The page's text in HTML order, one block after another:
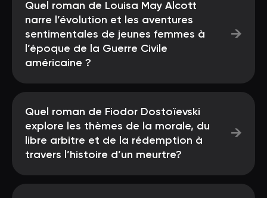
Quel roman de Louisa May Alcott
narre l’évolution et les aventures
sentimentales de jeunes femmes à
l’époque de la Guerre Civile
américaine ?
→
Quel roman de Fiodor Dostoïevski
explore les thèmes de la morale, du
libre arbitre et de la rédemption à
travers l’histoire d’un meurtre?
→